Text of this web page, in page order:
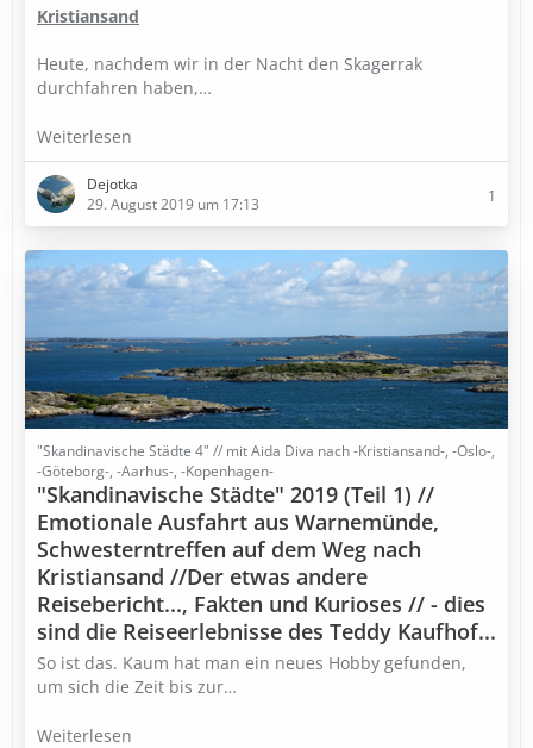
Kristiansand
Heute, nachdem wir in der Nacht den Skagerrak
durchfahren haben,…
Weiterlesen
Dejotka
29. August 2019 um 17:13
1
"Skandinavische Städte 4" // mit Aida Diva nach -Kristiansand-, -Oslo-,
-Göteborg-, -Aarhus-, -Kopenhagen-
"Skandinavische Städte" 2019 (Teil 1) //
Emotionale Ausfahrt aus Warnemünde,
Schwesterntreffen auf dem Weg nach
Kristiansand //Der etwas andere
Reisebericht..., Fakten und Kurioses // - dies
sind die Reiseerlebnisse des Teddy Kaufhof...
So ist das. Kaum hat man ein neues Hobby gefunden,
um sich die Zeit bis zur…
Weiterlesen